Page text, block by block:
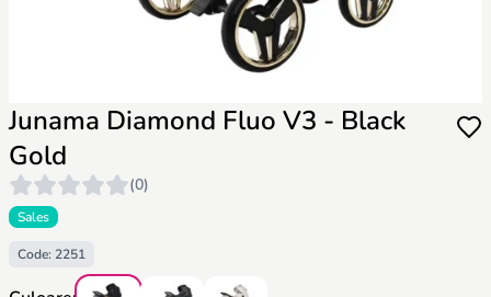
Junama Diamond Fluo V3 - Black
Gold
(0)
Sales
Code: 2251